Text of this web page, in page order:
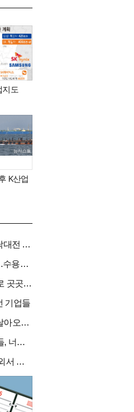
지도
K산업
[정치] 이재명 '건재' 이낙연 '주춤'…명낙대전 불안한 휴전
[사회] "백운규 불기소" 권고한 수심위…수용땐 줄소송 피할듯
[국제] 화마 뒤덮인 지구촌…기후변화로 곳곳 대형 화재
기업들
[스포츠] 재계약 마친 손흥민, 더 높이 날아오를까
[문화] 노윤·김현진·이정화 "소녀·소년들, 너희는 혼자가 아니야"
[연예] BTS·SVT 'K팝 CD', 국내보다 해외서 더 팔린다 왜?